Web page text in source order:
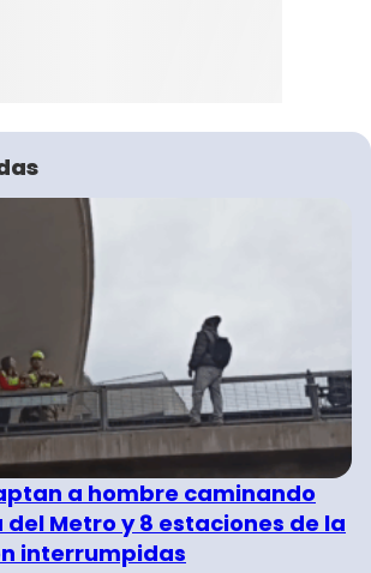
a hombre caminando
Metro y 8 estaciones de la
interrumpidas